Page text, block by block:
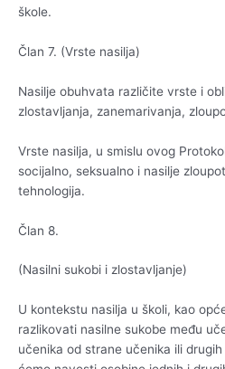
škole.
Član 7. (Vrste nasilja)
Nasilje obuhvata različite vrste i
zlostavljanja, zanemarivanja,
Vrste nasilja, u smislu ovog
socijalno, seksualno i nasilje
tehnologija.
Član 8.
(Nasilni sukobi i zlostavljanje)
U kontekstu nasilja u školi, kao
razlikovati nasilne sukobe među
učenika od strane učenika ili